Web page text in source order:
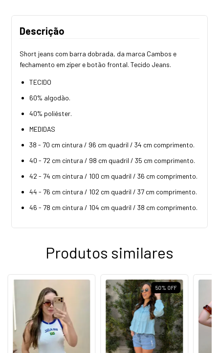
Descrição
Short jeans com barra dobrada, da marca Cambos e
fechamento em zíper e botão frontal. Tecido Jeans.
TECIDO
60% algodão.
40% poliéster.
MEDIDAS
38 - 70 cm cintura / 96 cm quadril / 34 cm comprimento.
40 - 72 cm cintura / 98 cm quadril / 35 cm comprimento.
42 - 74 cm cintura / 100 cm quadril / 36 cm comprimento.
44 - 76 cm cintura / 102 cm quadril / 37 cm comprimento.
46 - 78 cm cintura / 104 cm quadril / 38 cm comprimento.
Produtos similares
50% OFF